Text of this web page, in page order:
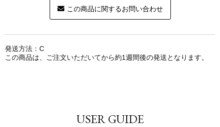
この商品に関するお問い合わせ
発送方法：C
この商品は、ご注文いただいてから約1週間後の発送となります。
USER GUIDE